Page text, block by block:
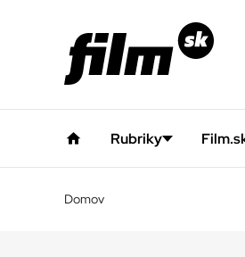
Rubriky
Domov